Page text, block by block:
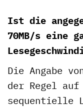
Ist die
70MB/s eine
Die Angabe
der Regel auf
sequentielle